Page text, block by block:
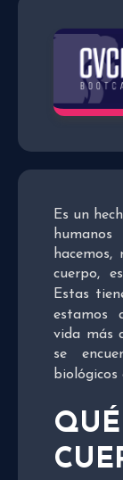
Es un
hacemos,
cuerpo,
Estas
estamos
vida más
se
biológicos